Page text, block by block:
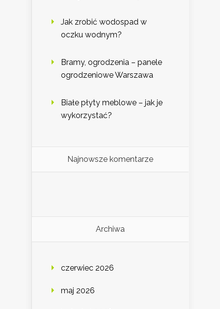
Jak zrobić wodospad w
oczku wodnym?
Bramy, ogrodzenia – panele
ogrodzeniowe Warszawa
Białe płyty meblowe – jak je
wykorzystać?
Najnowsze komentarze
Archiwa
czerwiec 2026
maj 2026